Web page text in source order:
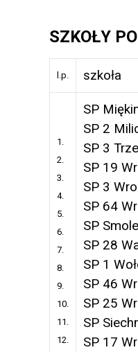
SZKOŁY
l.p. szkoła
1.
2.
3.
4.
5.
6.
7.
8.
9.
10.
11.
12.
SP
SP 2
SP 3
SP 19
SP 3
SP 64
SP
SP 28
SP 1
SP 46
SP 25
SP
SP 17